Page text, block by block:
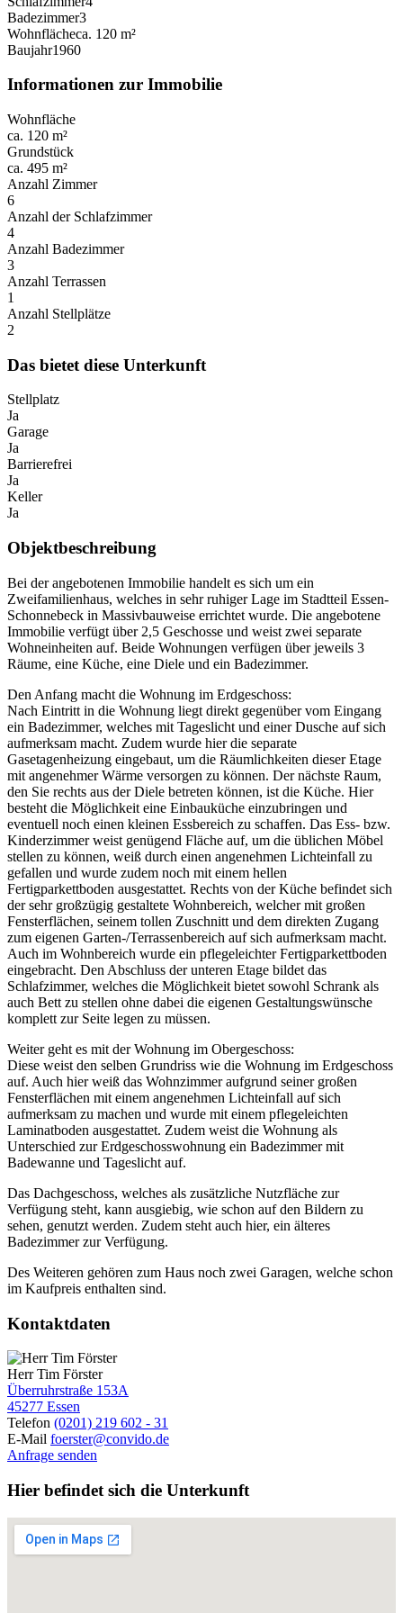
Badezimmer3
Wohnflächeca. 120 m²
Baujahr1960
Informationen zur Immobilie
Wohnfläche
ca. 120 m²
Grundstück
ca. 495 m²
Anzahl Zimmer
6
Anzahl der Schlafzimmer
4
Anzahl Badezimmer
3
Anzahl Terrassen
1
Anzahl Stellplätze
2
Das bietet diese Unterkunft
Stellplatz
Ja
Garage
Ja
Barrierefrei
Ja
Keller
Ja
Objektbeschreibung
Bei der angebotenen Immobilie handelt es sich um ein
Zweifamilienhaus, welches in sehr ruhiger Lage im Stadtteil Essen-
Schonnebeck in Massivbauweise errichtet wurde. Die angebotene
Immobilie verfügt über 2,5 Geschosse und weist zwei separate
Wohneinheiten auf. Beide Wohnungen verfügen über jeweils 3
Räume, eine Küche, eine Diele und ein Badezimmer.
Den Anfang macht die Wohnung im Erdgeschoss:
Nach Eintritt in die Wohnung liegt direkt gegenüber vom Eingang
ein Badezimmer, welches mit Tageslicht und einer Dusche auf sich
aufmerksam macht. Zudem wurde hier die separate
Gasetagenheizung eingebaut, um die Räumlichkeiten dieser Etage
mit angenehmer Wärme versorgen zu können. Der nächste Raum,
den Sie rechts aus der Diele betreten können, ist die Küche. Hier
besteht die Möglichkeit eine Einbauküche einzubringen und
eventuell noch einen kleinen Essbereich zu schaffen. Das Ess- bzw.
Kinderzimmer weist genügend Fläche auf, um die üblichen Möbel
stellen zu können, weiß durch einen angenehmen Lichteinfall zu
gefallen und wurde zudem noch mit einem hellen
Fertigparkettboden ausgestattet. Rechts von der Küche befindet sich
der sehr großzügig gestaltete Wohnbereich, welcher mit großen
Fensterflächen, seinem tollen Zuschnitt und dem direkten Zugang
zum eigenen Garten-/Terrassenbereich auf sich aufmerksam macht.
Auch im Wohnbereich wurde ein pflegeleichter Fertigparkettboden
eingebracht. Den Abschluss der unteren Etage bildet das
Schlafzimmer, welches die Möglichkeit bietet sowohl Schrank als
auch Bett zu stellen ohne dabei die eigenen Gestaltungswünsche
komplett zur Seite legen zu müssen.
Weiter geht es mit der Wohnung im Obergeschoss:
Diese weist den selben Grundriss wie die Wohnung im Erdgeschoss
auf. Auch hier weiß das Wohnzimmer aufgrund seiner großen
Fensterflächen mit einem angenehmen Lichteinfall auf sich
aufmerksam zu machen und wurde mit einem pflegeleichten
Laminatboden ausgestattet. Zudem weist die Wohnung als
Unterschied zur Erdgeschosswohnung ein Badezimmer mit
Badewanne und Tageslicht auf.
Das Dachgeschoss, welches als zusätzliche Nutzfläche zur
Verfügung steht, kann ausgiebig, wie schon auf den Bildern zu
sehen, genutzt werden. Zudem steht auch hier, ein älteres
Badezimmer zur Verfügung.
Des Weiteren gehören zum Haus noch zwei Garagen, welche schon
im Kaufpreis enthalten sind.
Kontaktdaten
Herr Tim Förster
Überruhrstraße 153A
45277 Essen
Telefon (0201) 219 602 - 31
E-Mail foerster@convido.de
Anfrage senden
Hier befindet sich die Unterkunft